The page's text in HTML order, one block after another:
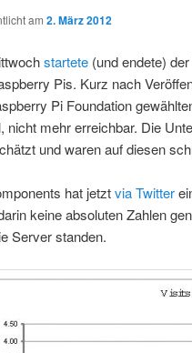
am 2. März 2012
startete (und endete)
Pis. Kurz nach
Pi Foundation
nicht mehr erreichbar. Die
und waren auf diesen
hat jetztvia Twitter
keine absoluten Zahlen
Server standen.